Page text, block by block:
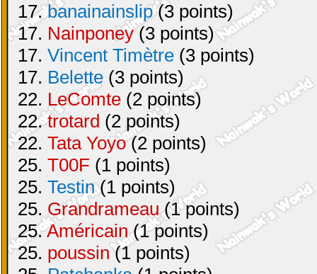
17.banainainslip(3 points)
17. Nainponey(3 points)
17. Vincent Timètre (3 points)
17. Belette (3 points)
22. LeComte (2 points)
22.trotard (2 points)
22. Tata Yoyo(2 points)
25. T00F (1 points)
25. Testin(1 points)
25. Grandrameau(1 points)
25.Américain(1 points)
25. poussin(1 points)